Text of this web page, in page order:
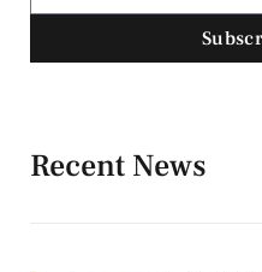
Recent News